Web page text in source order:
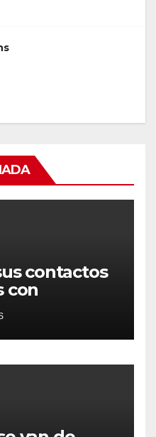
contactos
con
socio
de